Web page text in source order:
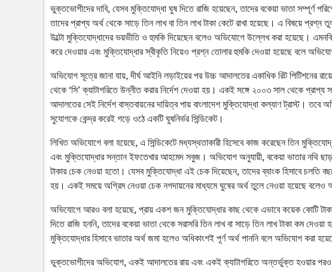
ভুক্তভোগীদের দাবি, যেসব মুক্তিযোদ্ধা ঘুষ দিতে রাজি হয়েছেন, তাদের বকেয়া ভাতা সম্পূর্ণ
তাদের প্রাপ্য অর্থ থেকে সাড়ে তিন লাখ বা তিন লাখ টাকা কেটে রাখা হয়েছে। এ বিষয়ে প্রশ্ন
উল্টো মুক্তিযোদ্ধাদের ভয়ভীতি ও হুমকি দিয়েছেন বলেও অভিযোগে উল্লেখ করা হয়েছে। এমনকি
করে দেওয়ার এবং মুক্তিযোদ্ধার স্বীকৃতি নিয়েও প্রশ্ন তোলার হুমকি দেওয়া হয়েছে বলে
অভিযোগ সূত্রে জানা যায়, দীর্ঘ আইনি লড়াইয়ের পর উচ্চ আদালতের একাধিক রিট পিটিশনের
থেকে ‘সি’ ক্যাটাগরিতে উন্নীত করার নির্দেশ দেওয়া হয়। একই সঙ্গে ২০০৩ সাল থেকে প্রাপ্য
আদালতের সেই নির্দেশ বাস্তবায়নের দায়িত্ব পায় বাংলাদেশ মুক্তিযোদ্ধা কল্যাণ ট্রাস্ট। তবে
সুযোগকে কেন্দ্র করেই গড়ে ওঠে একটি ঘুষনির্ভর সিন্ডিকেট।
লিখিত অভিযোগে বলা হয়েছে, এ সিন্ডিকেটে মধ্যস্থতাকারী হিসেবে কাজ করেছেন তিন
এবং মুক্তিযোদ্ধার সন্তান ইফতেখার আহমেদ সবুজ। অভিযোগ অনুযায়ী, বকেয়া ভাতার নথি
টাকার চেক নেওয়া হতো। যেসব মুক্তিযোদ্ধা এই চেক দিয়েছেন, তাদের ব্যাংক হিসাবে চলতি
হয়। একই সময়ে অগ্রিম নেওয়া চেক নগদায়নের মাধ্যমে ঘুষের অর্থ তুলে নেওয়া হয়েছে বলেও
অভিযোগে আরও বলা হয়েছে, প্রায় একশ জন মুক্তিযোদ্ধার কাছ থেকে এভাবে কয়েক কোটি
দিতে রাজি হননি, তাদের বকেয়া ভাতা থেকে সরাসরি তিন লাখ বা সাড়ে তিন লাখ টাকা কম
মুক্তিযোদ্ধার হিসাবে ভাতার অর্থ জমা হলেও অধিকাংশই পূর্ণ অর্থ পাননি বলে অভিযোগ করা
ভুক্তভোগীদের অভিযোগ, একই আদালতের রায় এবং একই ক্যাটাগরিতে অন্তর্ভুক্ত হওয়ার পরও